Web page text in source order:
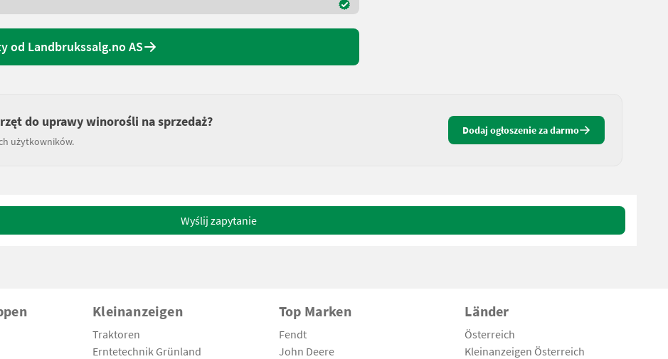
od Landbrukssalg.no AS
do uprawy winorośli na sprzedaż?
użytkowników.
Dodaj ogłoszenie za darmo
Wyślij zapytanie
Kleinanzeigen
Traktoren
Erntetechnik Grünland
Top Marken
Fendt
John Deere
Länder
Österreich
Kleinanzeigen Österreich